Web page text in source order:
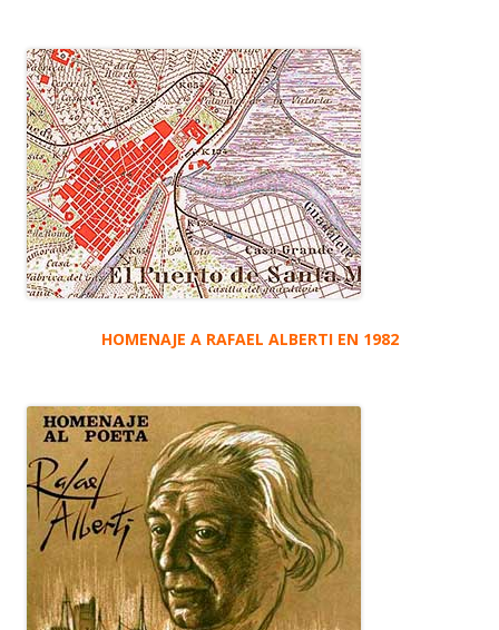
HOMENAJE A RAFAEL ALBERTI EN 1982